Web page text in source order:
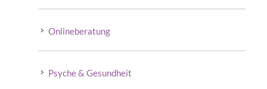
Onlineberatung
Psyche & Gesundheit